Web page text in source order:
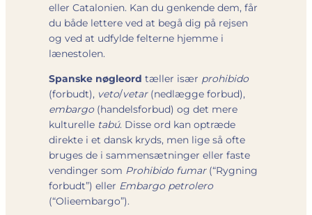
eller Catalonien. Kan du genkende dem, får
du både lettere ved at begå dig på rejsen
og ved at udfylde felterne hjemme i
lænestolen.
Spanske nøgleord tæller især prohibido
(forbudt), veto/vetar(nedlægge forbud),
embargo(handelsforbud) og det mere
kulturelle tabú. Disse ord kan optræde
direkte i et dansk kryds, men lige så ofte
bruges de i sammensætninger eller faste
vendinger som Prohibido fumar(“Rygning
forbudt”) eller Embargo petrolero
(“Olieembargo”).